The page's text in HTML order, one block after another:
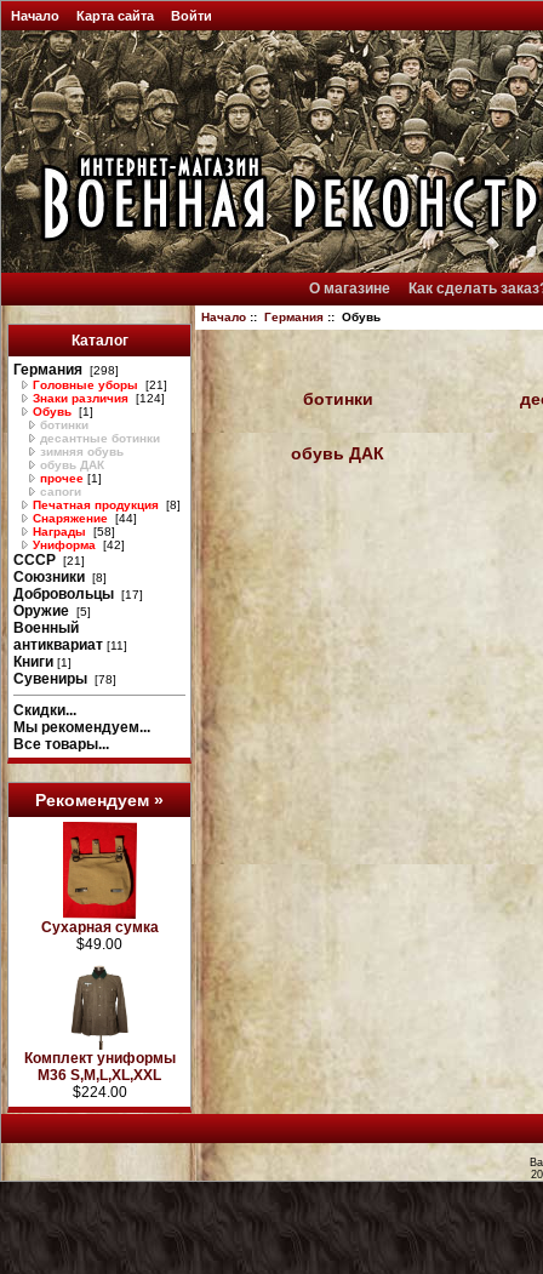
Начало Карта сайта Войти
О магазине Как сделать
Каталог
Германия [298]
Головные уборы
[21]
Знаки различия [124]
Обувь [1]
ботинки
десантные ботинки
зимняя обувь
обувь ДАК
прочее [1]
сапоги
Печатная продукция [8]
Снаряжение [44]
Награды
[58]
Униформа
[42]
СССР [21]
Союзники [8]
Добровольцы [17]
Оружие [5]
Военный
антиквариат [11]
Книги [1]
Сувениры [78]
Скидки...
Мы рекомендуем...
Все товары...
Рекомендуем »
Сухарная сумка
$49.00
Комплект униформы
М36 S,M,L,XL,XXL
$224.00
Начало:: Германия:: Обувь
ботинки
обувь ДАК